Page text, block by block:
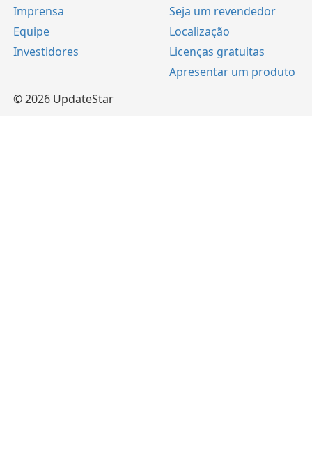
Imprensa
Equipe
Investidores
Seja um revendedor
Localização
Licenças gratuitas
Apresentar um produto
© 2026 UpdateStar